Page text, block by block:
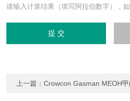
请输入计算结果（填写阿拉伯数字），
上一篇：Crowcon Gasman MEOH